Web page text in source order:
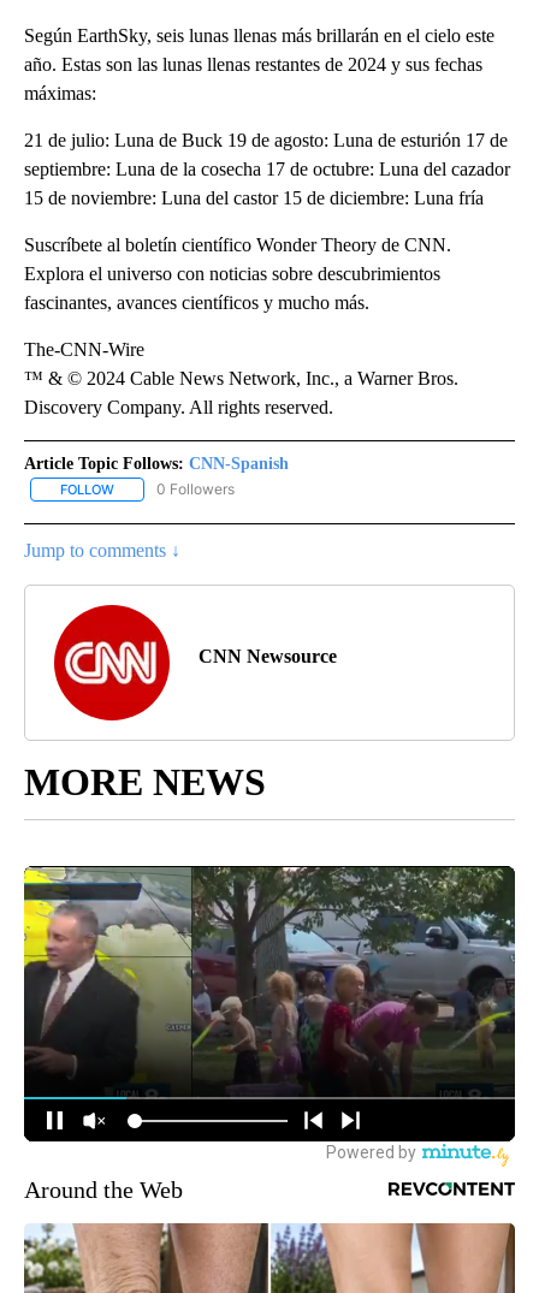
Según EarthSky, seis lunas llenas más brillarán en el cielo este
año. Estas son las lunas llenas restantes de 2024 y sus fechas
máximas:
21 de julio: Luna de Buck 19 de agosto: Luna de esturión 17 de
septiembre: Luna de la cosecha 17 de octubre: Luna del cazador
15 de noviembre: Luna del castor 15 de diciembre: Luna fría
Suscríbete al boletín científico Wonder Theory de CNN.
Explora el universo con noticias sobre descubrimientos
fascinantes, avances científicos y mucho más.
The-CNN-Wire
™ & © 2024 Cable News Network, Inc., a Warner Bros.
Discovery Company. All rights reserved.
Article Topic Follows: CNN-Spanish
FOLLOW FOLLOW "CNN-SPANISH" TO RECEIVE NOTIFICATIONS ABOUT
0 Followers
Jump to comments ↓
CNN Newsource
MORE NEWS
Around the Web